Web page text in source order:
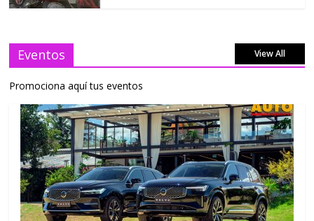
Eventos View All
Promociona aquí tus eventos